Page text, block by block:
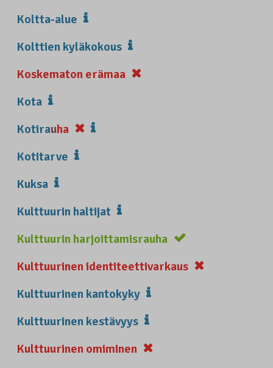
Koltta-alue
Kolttien kyläkokous
Koskematon erämaa
Kota
Kotirauha
Kotitarve
Kuksa
Kulttuurin haltijat
Kulttuurin harjoittamisrauha
Kulttuurinen identiteettivarkaus
Kulttuurinen kantokyky
Kulttuurinen kestävyys
Kulttuurinen omiminen